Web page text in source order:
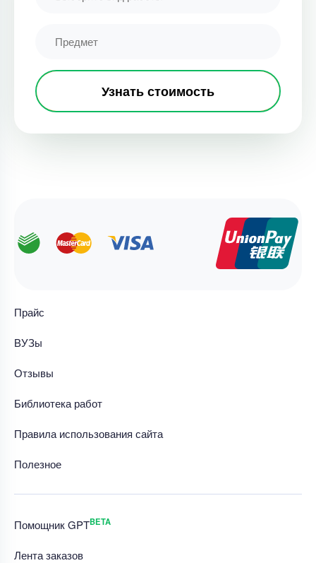
Узнать стоимость
Прайс
ВУЗы
Отзывы
Библиотека работ
Правила использования сайта
Полезное
Помощник GPTBETA
Лента заказов